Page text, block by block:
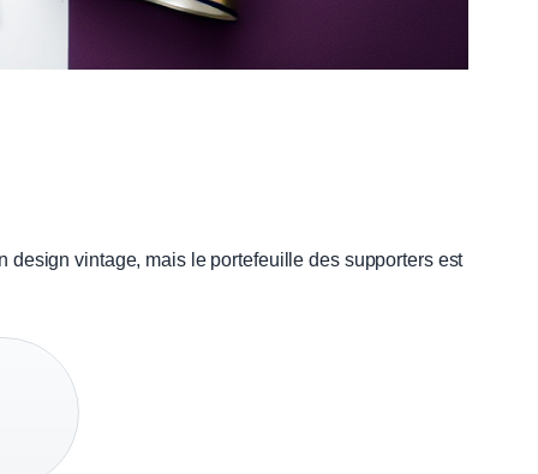
design vintage, mais le portefeuille des supporters est